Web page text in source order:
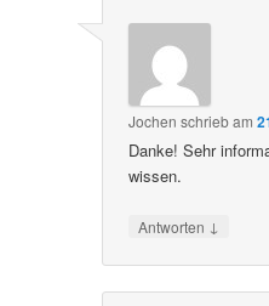
Jochen schriebam
Danke! Sehr
wissen.
Antworten ↓